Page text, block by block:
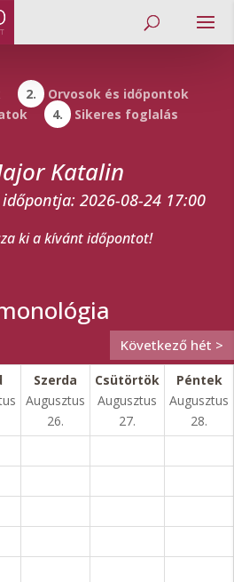
2.
Orvosok és időpontok
4. Sikeres foglalás
Katalin
2026-08-24 17:00
ki a kívánt időpontot!
Következő hét >
Szerda
Augusztus
26.
Csütörtök
Augusztus
27.
Péntek
Augusztus
28.